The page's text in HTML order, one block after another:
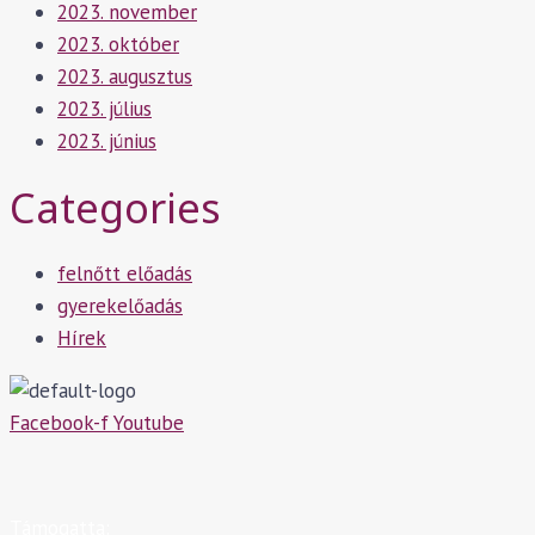
2023. november
2023. október
2023. augusztus
2023. július
2023. június
Categories
felnőtt előadás
gyerekelőadás
Hírek
Facebook-fYoutube